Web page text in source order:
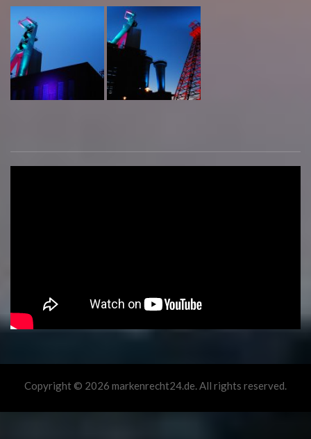
Copyright © 2026 markenrecht24.de. All rights reserved.